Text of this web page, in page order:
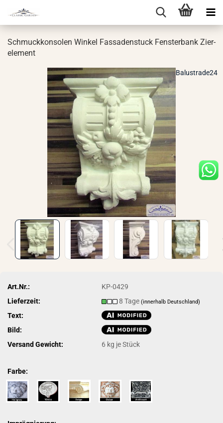
Schmuck­kon­so­len Win­kel Fas­sa­den­stuck Fens­ter­bank Zier­
ele­ment
Balustrade24
Art.Nr.:
KP-0429
Lieferzeit:
8 Tage(innerhalb Deutschland)
Text:
Bild:
Versand Gewicht:
6 kg je Stück
Farbe: